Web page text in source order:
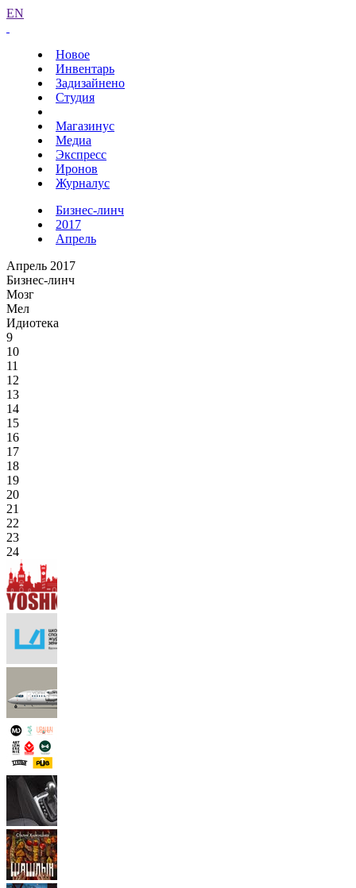
EN
Новое
Инвентарь
Задизайнено
Студия
Магазинус
Медиа
Экспресс
Иронов
Журналус
Бизнес-линч
2017
Апрель
Апрель 2017
Бизнес-линч
Мозг
Мел
Идиотека
9
10
11
12
13
14
15
16
17
18
19
20
21
22
23
24